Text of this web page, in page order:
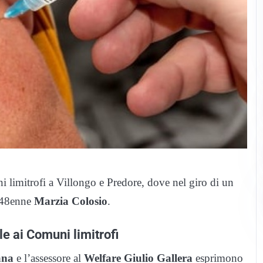
limitrofi a Villongo e Predore, dove nel giro di un
Marzia Colosio.
ai Comuni limitrofi
e l’assessore al Welfare Giulio Gallera esprimono